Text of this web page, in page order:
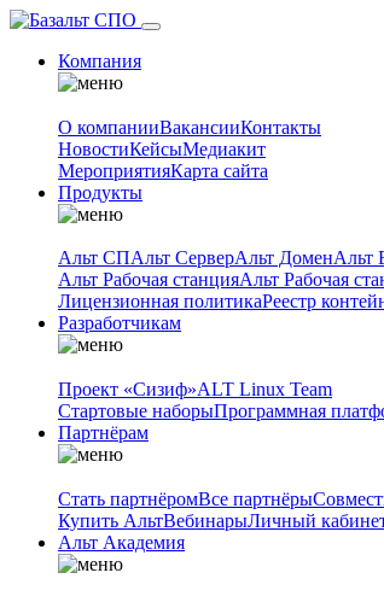
Компания
О компанииВакансииКонтакты
НовостиКейсыМедиакит
МероприятияКарта сайта
Продукты
Альт СПАльт СерверАльт ДоменАльт
Альт Рабочая станцияАльт Рабочая
Лицензионная политикаРеестр
Разработчикам
Проект «Сизиф»ALT Linux Team
Стартовые наборыПрограммная
Партнёрам
Стать партнёромВсе партнёры
Купить АльтВебинарыЛичный
Альт Академия